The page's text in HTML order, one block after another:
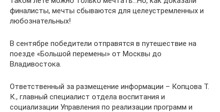
финалисты, мечты сбываются для целеустремленных и
любознательных!
В сентябре победители отправятся в путешествие на
поезде «Большой перемены» от Москвы до
Владивостока.
Ответственный за размещение информации – Копцова Т.
К., главный специалист отдела воспитания и
социализации Управления по реализации программ и